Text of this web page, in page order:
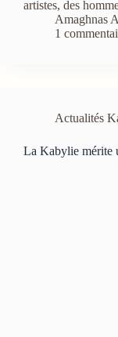
artistes, des
Amaghnas
1
Actualités
La Kabylie mérite